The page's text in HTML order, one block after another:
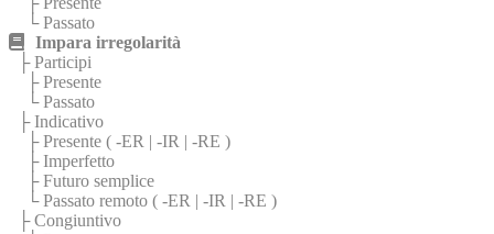
└ Passato
Impara irregolarità
├ Participi
├ Presente
└ Passato
├ Indicativo
├ Presente ( -ER | -IR | -RE )
├ Imperfetto
├ Futuro semplice
└ Passato remoto ( -ER | -IR | -RE )
├ Congiuntivo